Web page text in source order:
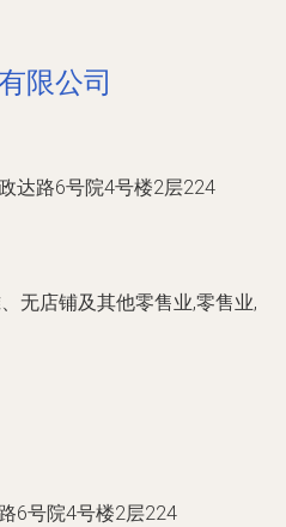
限公司
达路6号院4号楼2层224
无店铺及其他零售业,零售业,
6号院4号楼2层224